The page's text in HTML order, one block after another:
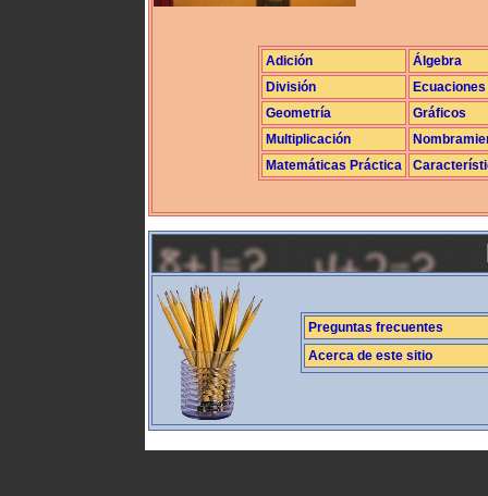
Adición
Álgebra
División
Ecuaciones
Geometría
Gráficos
Multiplicación
Matemáticas Práctica
Preguntas frecuentes
Acerca de este sitio